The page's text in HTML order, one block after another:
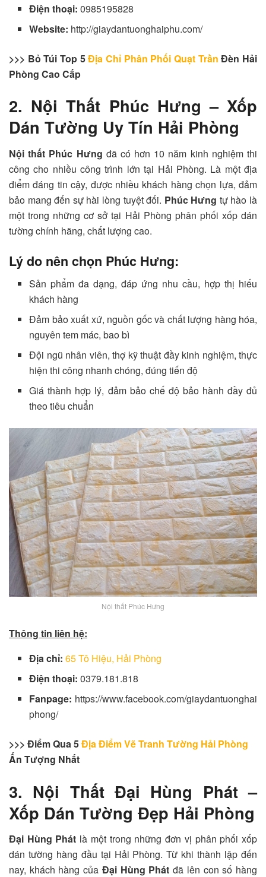
Điện thoại:0985195828
Website: http://giaydantuonghaiphu.com/
>>> Bỏ Túi Top 5Địa Chỉ Phân Phối Quạt Trần Đèn Hải
Phòng Cao Cấp
2. Nội Thất Phúc Hưng – Xốp
Dán Tường Uy Tín Hải Phòng
Nội thất Phúc Hưng đã có hơn 10 năm kinh nghiệm thi
công cho nhiều công trình lớn tại Hải Phòng. Là một địa
điểm đáng tin cậy, được nhiều khách hàng chọn lựa, đảm
bảo mang đến sự hài lòng tuyệt đối. Phúc Hưng tự hào là
một trong những cơ sở tại Hải Phòng phân phối xốp dán
tường chính hãng, chất lượng cao.
Lý do nên chọn Phúc Hưng:
Sản phẩm đa dạng, đáp ứng nhu cầu, hợp thị hiếu
khách hàng
Đảm bảo xuất xứ, nguồn gốc và chất lượng hàng hóa,
nguyên tem mác, bao bì
Đội ngũ nhân viên, thợ kỹ thuật đầy kinh nghiệm, thực
hiện thi công nhanh chóng, đúng tiến độ
Giá thành hợp lý, đảm bảo chế độ bảo hành đầy đủ
theo tiêu chuẩn
Nội thất Phúc Hưng
Thông tin liên hệ:
Địa chỉ:65 Tô Hiệu, Hải Phòng
Điện thoại:0379.181.818
Fanpage: https://www.facebook.com/giaydantuonghai
phong/
>>> Điểm Qua 5Địa Điểm Vẽ Tranh Tường Hải Phòng
Ấn Tượng Nhất
3. Nội Thất Đại Hùng Phát –
Xốp Dán Tường Đẹp Hải Phòng
Đại Hùng Phát là một trong những đơn vị phân phối xốp
dán tường hàng đầu tại Hải Phòng. Từ khi thành lập đến
nay, khách hàng của Đại Hùng Phát đã lên con số hàng